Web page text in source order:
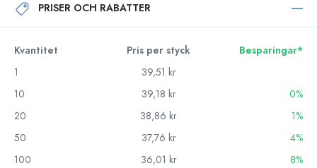
PRISER OCH RABATTER
Kvantitet Pris per styck
Besparingar*
1
39,51 kr
10
39,18 kr
0%
20
38,86 kr
1%
50
37,76 kr
4%
100
36,01 kr
8%